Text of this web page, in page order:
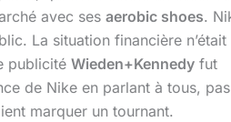
avec ses aerobic shoes.
La situation financière n’était
publicité Wieden+Kennedy fut
de Nike en parlant à tous, pas
marquer un tournant.